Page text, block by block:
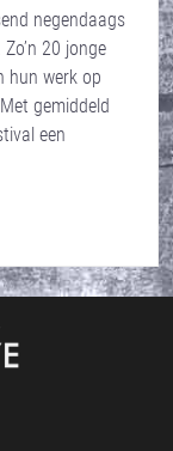
negendaags
20 jonge
hun werk op
gemiddeld
een